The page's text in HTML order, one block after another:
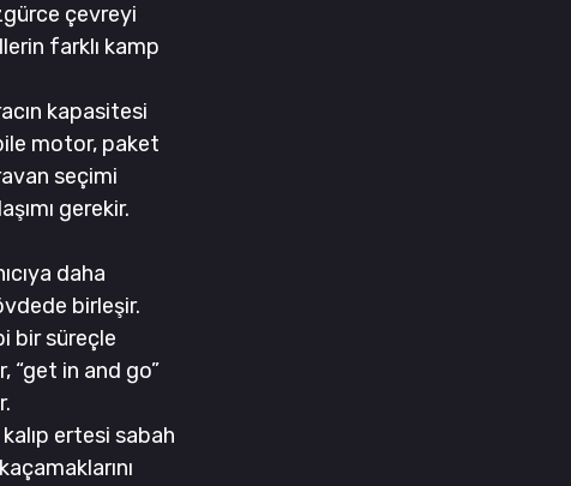
çevreyi
farklı kamp
kapasitesi
motor, paket
seçimi
gerekir.
daha
birleşir.
bir süreçle
“get in and go”
ertesi sabah